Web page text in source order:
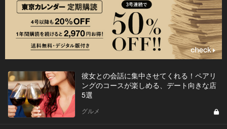
彼女との会話に集中させてくれる！ペアリ
ングのコースが楽しめる、デート向きな店
5選
グルメ